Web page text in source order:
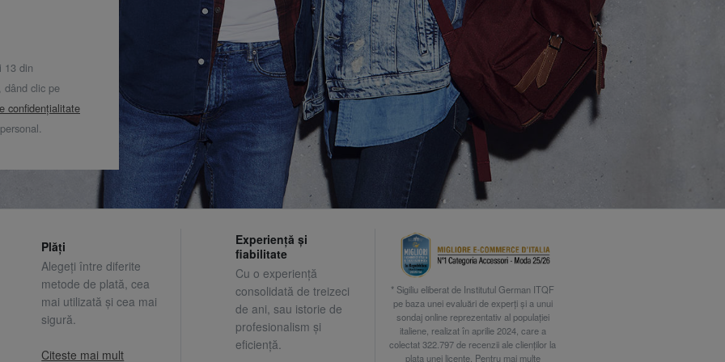
13 din
dând clic pe
confidențialitate
Plăți
Alegeți între diferite
metode de plată, cea
mai utilizată și cea mai
sigură.
Citeste mai mult
Experiență și
fiabilitate
Cu o experiență
consolidată de treizeci
de ani, sau istorie de
profesionalism și
eficiență.
* Sigiliu eliberat de Institutul German ITQF
pe baza unei evaluări de experți și a unui
sondaj online reprezentativ al populației
italiene, realizat în aprilie 2024, care a
colectat 322.797 de recenzii ale clienților la
plata unei licențe. Pentru mai multe